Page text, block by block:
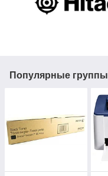
Популярные группы